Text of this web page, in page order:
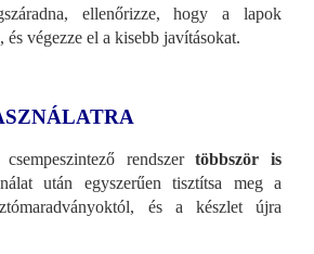
ellenőrizze, hogy a lapok
és végezze el a kisebb javításokat.
rendszertöbbször is
után egyszerűen tisztítsa meg a
és a készlet újra